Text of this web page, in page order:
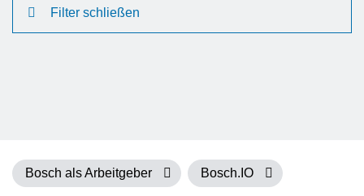
Filter schließen
Bosch als Arbeitgeber Bosch.IO